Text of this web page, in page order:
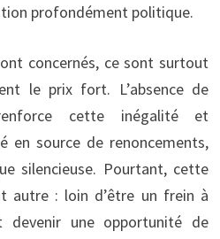
profondément politique.
concernés, ce sont surtout
le prix fort. L’absence de
cette inégalité et
en source de renoncements,
silencieuse. Pourtant, cette
autre : loin d’être un frein à
devenir une opportunité de